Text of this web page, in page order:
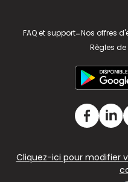
FAQ et support-Nos offres
Règles
Cliquez-ici pour modifier